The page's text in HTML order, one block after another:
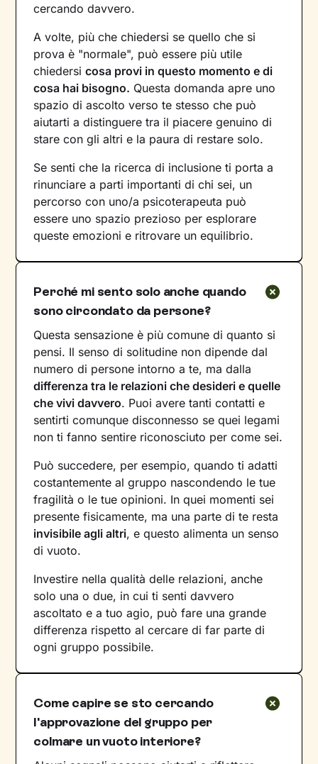
cercando davvero.
A volte, più che chiedersi se quello che si
prova è "normale", può essere più utile
chiedersicosa provi in questo momento e di
cosa hai bisogno. Questa domanda apre uno
spazio di ascolto verso te stesso che può
aiutarti a distinguere tra il piacere genuino di
stare con gli altri e la paura di restare solo.
Se senti che la ricerca di inclusione ti porta a
rinunciare a parti importanti di chi sei, un
percorso con uno/a psicoterapeuta può
essere uno spazio prezioso per esplorare
queste emozioni e ritrovare un equilibrio.
Perché mi sento solo anche quando
sono circondato da persone?
Questa sensazione è più comune di quanto si
pensi. Il senso di solitudine non dipende dal
numero di persone intorno a te, ma dalla
differenza tra le relazioni che desideri e quelle
che vivi davvero. Puoi avere tanti contatti e
sentirti comunque disconnesso se quei legami
non ti fanno sentire riconosciuto per come sei.
Può succedere, per esempio, quando ti adatti
costantemente al gruppo nascondendo le tue
fragilità o le tue opinioni. In quei momenti sei
presente fisicamente, ma una parte di te resta
invisibile agli altri, e questo alimenta un senso
di vuoto.
Investire nella qualità delle relazioni, anche
solo una o due, in cui ti senti davvero
ascoltato e a tuo agio, può fare una grande
differenza rispetto al cercare di far parte di
ogni gruppo possibile.
Come capire se sto cercando
l'approvazione del gruppo per
colmare un vuoto interiore?